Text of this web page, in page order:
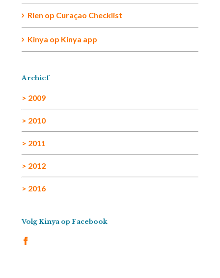
Rien op Curaçao Checklist
Kinya op Kinya app
Archief
> 2009
> 2010
> 2011
> 2012
> 2016
Volg Kinya op Facebook